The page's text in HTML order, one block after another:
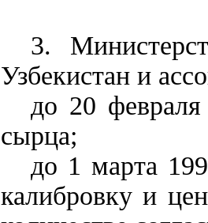
3.
Узбекистан и
до 20 февраля
сырца;
до 1 марта
калибровку и